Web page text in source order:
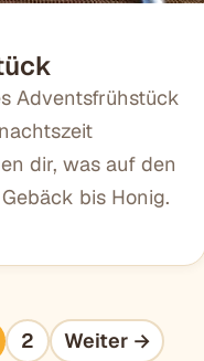
Adventsfrühstück
dir, was auf den
bis Honig.
2 Weiter →